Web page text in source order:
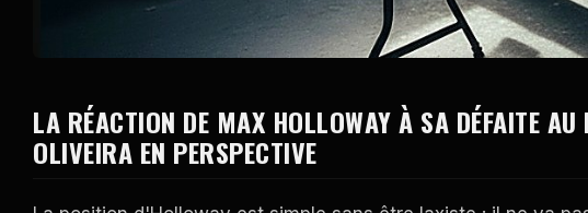
LA RÉACTION DE MAX HOLLOWAY À SA DÉFAITE
OLIVEIRA EN PERSPECTIVE